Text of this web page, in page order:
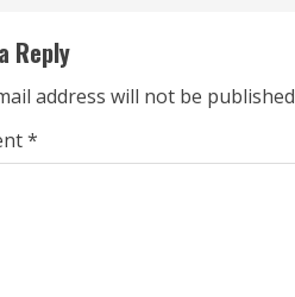
Reply
address will not be
*